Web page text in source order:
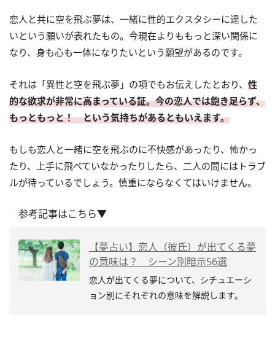
恋人と共に空を飛ぶ夢は、一緒に性的エクスタシーに達した
いという願いが表れたもの。今現在よりももっと深い関係に
なり、身も心も一体になりたいという願望があるのです。
それは「異性と空を飛ぶ夢」の項でもお伝えしたとおり、 性
的な欲求が非常に高まっている証。今の恋人では飽き足らず、
もっともっと！ という気持ちがあるともいえます。
もしも恋人と一緒に空を飛ぶのに不快感があったり、怖かっ
たり、上手に飛べていなかったりしたら、二人の間にはトラブ
ルが待っているでしょう。慎重にならなくてはいけません。
参考記事はこちら▼
【夢占い】恋人（彼氏）が出てくる夢
の意味は？ シーン別暗示56選
恋人が出てくる夢について、シチュエーシ
ョン別にそれぞれの意味を解説します。